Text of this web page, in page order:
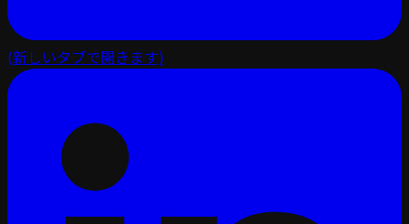
(新しいタブで開きます)